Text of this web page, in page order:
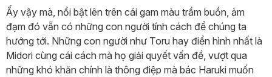
Ấy vậy mà, nổi bật lên trên cái gam màu trầm buồn, ảm
đạm đó vẫn có những con người tính cách để chúng ta
hướng tới. Những con người như Toru hay điển hình nhất là
Midori cùng cái cách mà họ giải quyết vấn đề, vượt qua
những khó khăn chính là thông điệp mà bác Haruki muốn